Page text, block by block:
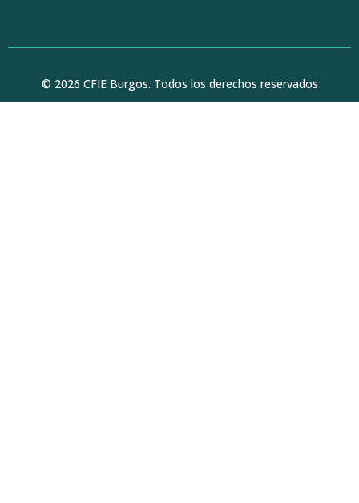
© 2026 CFIE Burgos. Todos los derechos reservados